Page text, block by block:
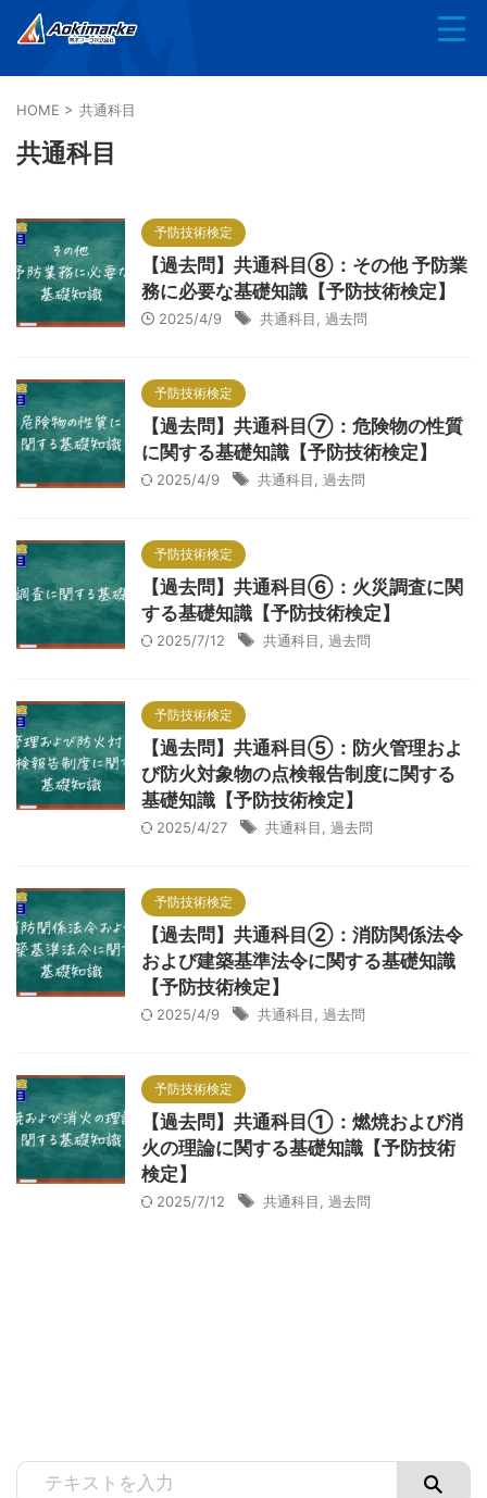
HOME > 共通科目
共通科目
予防技術検定
【過去問】共通科目⑧：その他 予防業
務に必要な基礎知識【予防技術検定】
2025/4/9 共通科目 過去問
予防技術検定
【過去問】共通科目⑦：危険物の性質
に関する基礎知識【予防技術検定】
2025/4/9 共通科目 過去問
予防技術検定
【過去問】共通科目⑥：火災調査に関
する基礎知識【予防技術検定】
2025/7/12 共通科目 過去問
予防技術検定
【過去問】共通科目⑤：防火管理およ
び防火対象物の点検報告制度に関する
基礎知識【予防技術検定】
2025/4/27 共通科目 過去問
予防技術検定
【過去問】共通科目②：消防関係法令
および建築基準法令に関する基礎知識
【予防技術検定】
2025/4/9 共通科目 過去問
予防技術検定
【過去問】共通科目①：燃焼および消
火の理論に関する基礎知識【予防技術
検定】
2025/7/12 共通科目 過去問